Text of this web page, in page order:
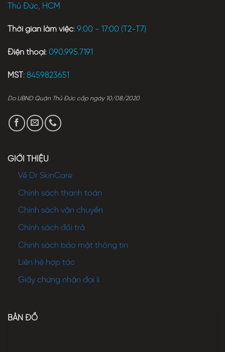
Thủ Đức, HCM
Thời gian làm việc: 9:00 - 17:00 (T2-T7)
Điện thoại: 090.995.7191
MST : 8459823651
Do UBND Quận Thủ Đức cấp ngày 10/08/2020
GIỚI THIỆU
Về Dr SkinCare
Chính sách thanh toán
Chính sách vận chuyển
Chính sách đổi trả
Chính sách bảo mật thông tin
Liên hệ hợp tác
Giấy chứng nhận đại lí
BẢN ĐỒ